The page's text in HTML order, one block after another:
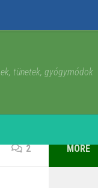
tünetek, gyógymódok
2 MORE